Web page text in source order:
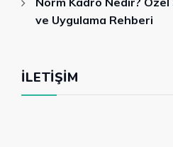
ve Uygulama Rehberi
İLETIŞIM